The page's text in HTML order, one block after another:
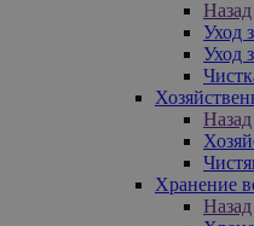
Назад
Уход
Уход
Назад
Хранение
Назад